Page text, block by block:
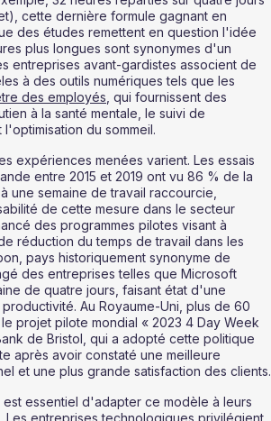
cette dernière formule gagnant en
des études remettent en question l'idée
plus longues sont synonymes d'un
entreprises avant-gardistes associent de
à des outils numériques tels que les
des employés , qui fournissent des
à la santé mentale, le suivi de
du sommeil.
expériences menées varient. Les essais
entre 2015 et 2019 ont vu 86 % de la
une semaine de travail raccourcie,
de cette mesure dans le secteur
des programmes pilotes visant à
réduction du temps de travail dans les
pays historiquement synonyme de
des entreprises telles que Microsoft
de quatre jours, faisant état d'une
Au Royaume-Uni, plus de 60
projet pilote mondial « 2023 4 Day Week
de Bristol, qui a adopté cette politique
après avoir constaté une meilleure
et une plus grande satisfaction des clients.
essentiel d'adapter ce modèle à leurs
Les entreprises technologiques privilégient